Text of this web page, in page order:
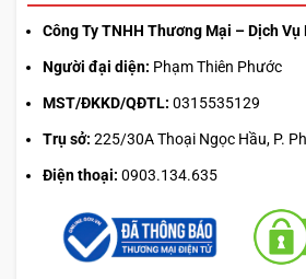
Công Ty TNHH Thương Mại – Dịch
Người đại diện: Phạm Thiên Phước
MST/ĐKKD/QĐTL: 0315535129
Trụ sở: 225/30A Thoại Ngọc Hầu, P.
Điện thoại: 0903.134.635